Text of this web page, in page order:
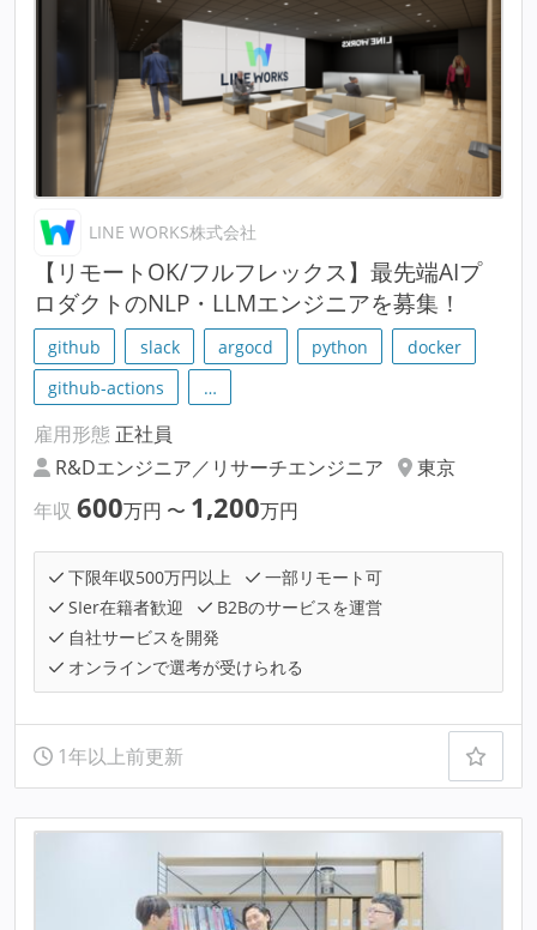
LINE WORKS株式会社
【リモートOK/フルフレックス】最先端AIプ
ロダクトのNLP・LLMエンジニアを募集！
github slack argocd python
docker
github-actions
…
雇用形態 正社員
R&Dエンジニア／リサーチエンジニア
東京
年収 600万円 〜 1,200万円
下限年収500万円以上
一部リモート可
SIer在籍者歓迎
B2Bのサービスを運営
自社サービスを開発
オンラインで選考が受けられる
1年以上前更新